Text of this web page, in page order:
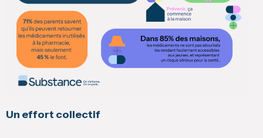
Un effort collectif